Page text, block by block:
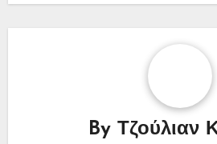
By Τζούλιαν